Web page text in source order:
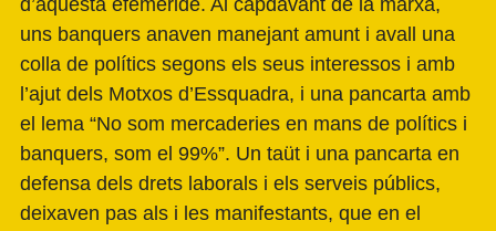
uns banquers anaven manejant amunt i avall una
colla de polítics segons els seus interessos i amb
l’ajut dels Motxos d’Essquadra, i una pancarta amb
el lema “No som mercaderies en mans de polítics i
banquers, som el 99%”. Un taüt i una pancarta en
defensa dels drets laborals i els serveis públics,
deixaven pas als i les manifestants, que en el